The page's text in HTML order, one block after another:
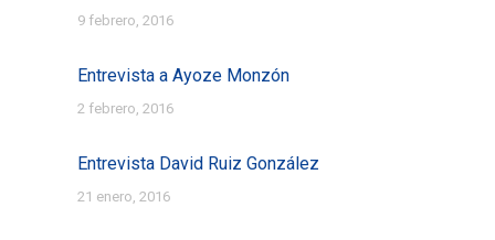
9 febrero, 2016
Entrevista a Ayoze Monzón
2 febrero, 2016
Entrevista David Ruiz González
21 enero, 2016